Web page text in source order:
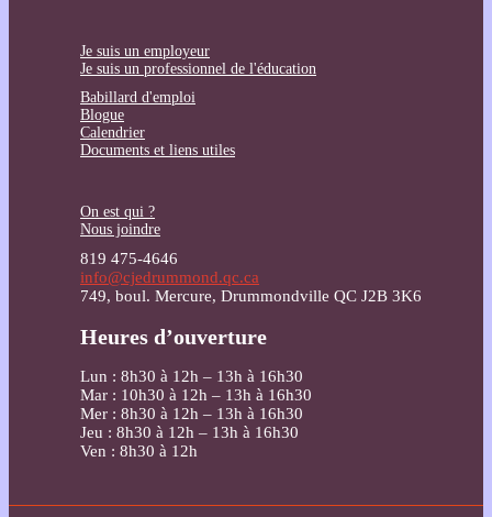
Je suis un employeur
Je suis un professionnel de l'éducation
Babillard d'emploi
Blogue
Calendrier
Documents et liens utiles
On est qui ?
Nous joindre
819 475-4646
info@cjedrummond.qc.ca
749, boul. Mercure, Drummondville QC J2B 3K6
Heures d’ouverture
Lun : 8h30 à 12h – 13h à 16h30
Mar : 10h30 à 12h – 13h à 16h30
Mer : 8h30 à 12h – 13h à 16h30
Jeu : 8h30 à 12h – 13h à 16h30
Ven : 8h30 à 12h